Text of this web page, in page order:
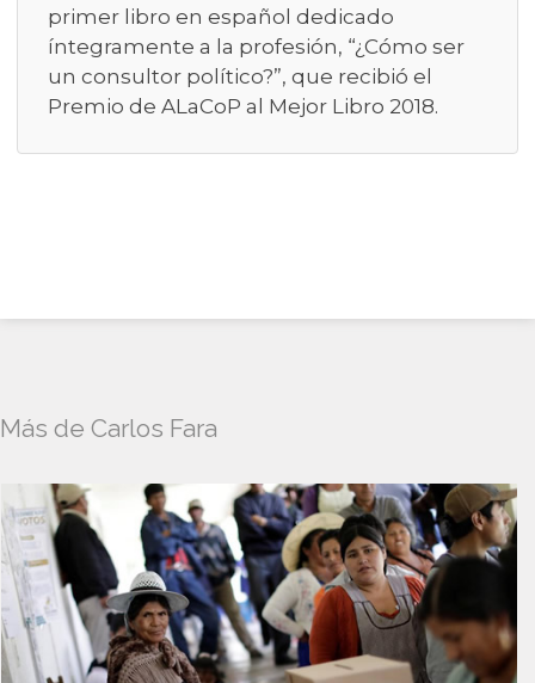
primer libro en español dedicado
íntegramente a la profesión, “¿Cómo ser
un consultor político?”, que recibió el
Premio de ALaCoP al Mejor Libro 2018.
Más de Carlos Fara